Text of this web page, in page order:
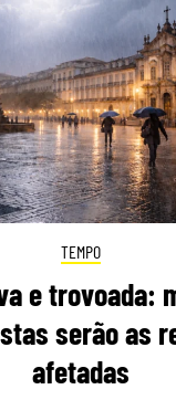
TEMPO
e trovoada:
serão as
afetadas